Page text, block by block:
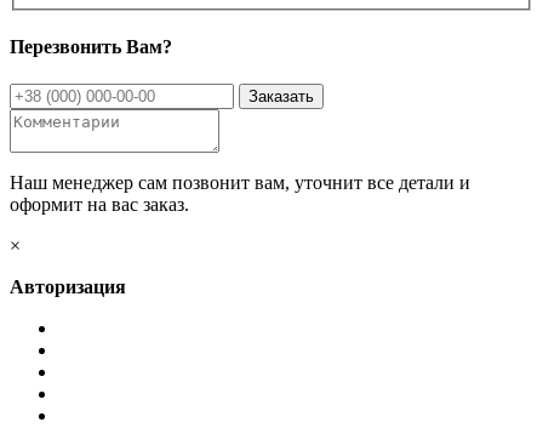
Перезвонить Вам?
Наш менеджер сам позвонит вам, уточнит все детали и
оформит на вас заказ.
×
Авторизация